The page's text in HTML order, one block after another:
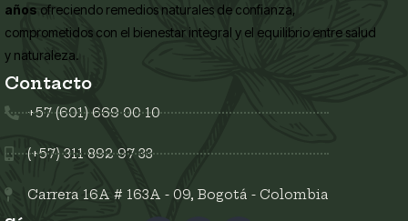
años ofreciendo remedios naturales de confianza,
comprometidos con el bienestar integral y el equilibrio entre salud
y naturaleza.
Contacto
+57 (601) 669 00 10
(+57) 311 892 97 33
Carrera 16A # 163A - 09, Bogotá - Colombia